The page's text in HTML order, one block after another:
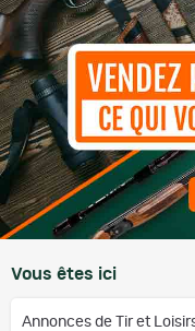
Vous êtes ici
Annonces de Tir et